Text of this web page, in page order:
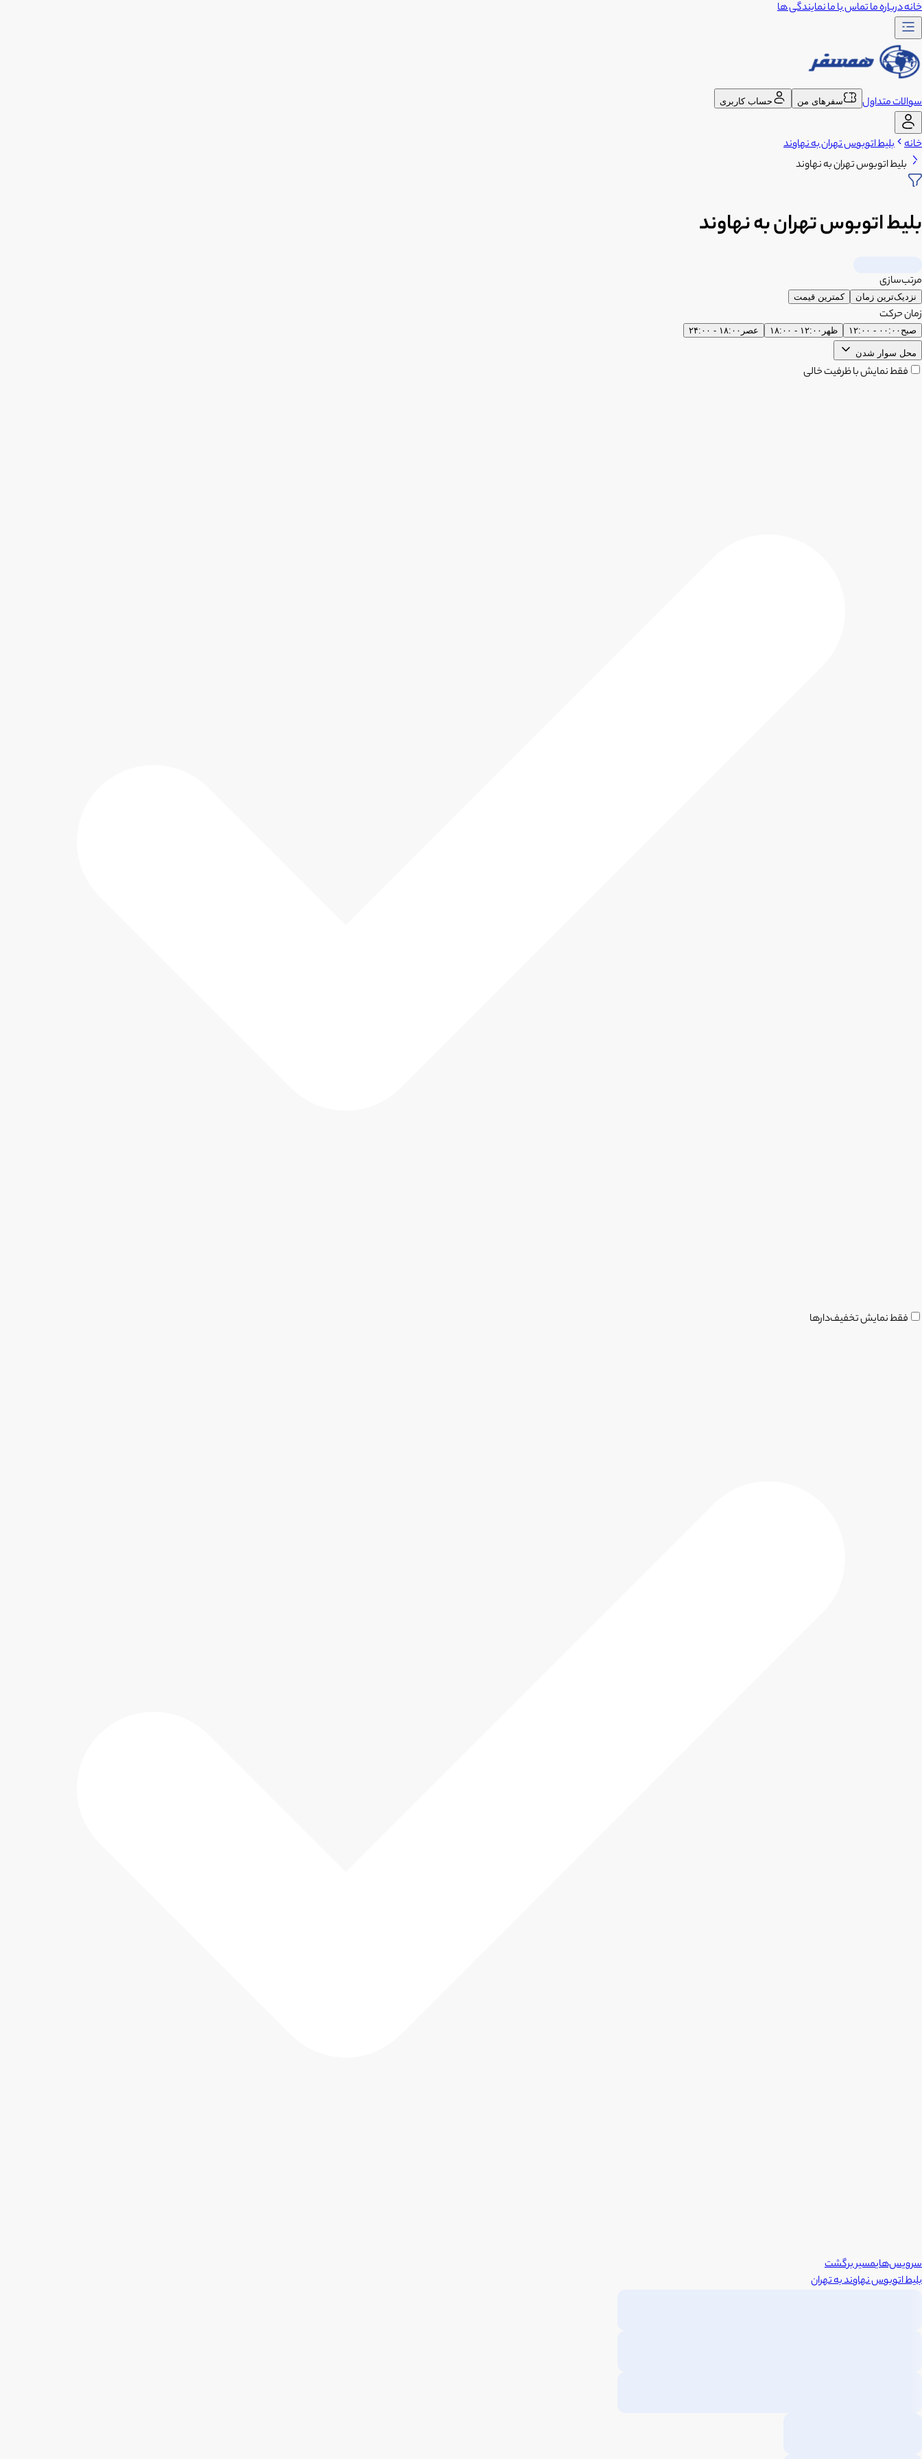
خانهدرباره ماتماس با مانمایندگی ها
سوالات متداول سفرهای من حساب کاربری
خانه بلیط اتوبوس تهران به نهاوند
بلیط اتوبوس تهران به نهاوند
بلیط اتوبوس تهران به نهاوند
مرتب‌سازی
نزدیک‌ترین زمان کمترین قیمت
زمان حرکت
صبح ۰۰:۰۰ - ۱۲:۰۰ ظهر ۱۲:۰۰ - ۱۸:۰۰ عصر ۱۸:۰۰ - ۲۴:۰۰
محل سوار شدن
فقط نمایش با ظرفیت خالی
فقط نمایش تخفیف‌دارها
سرویس‌هایمسیر برگشت
بلیط اتوبوسنهاوندبهتهران